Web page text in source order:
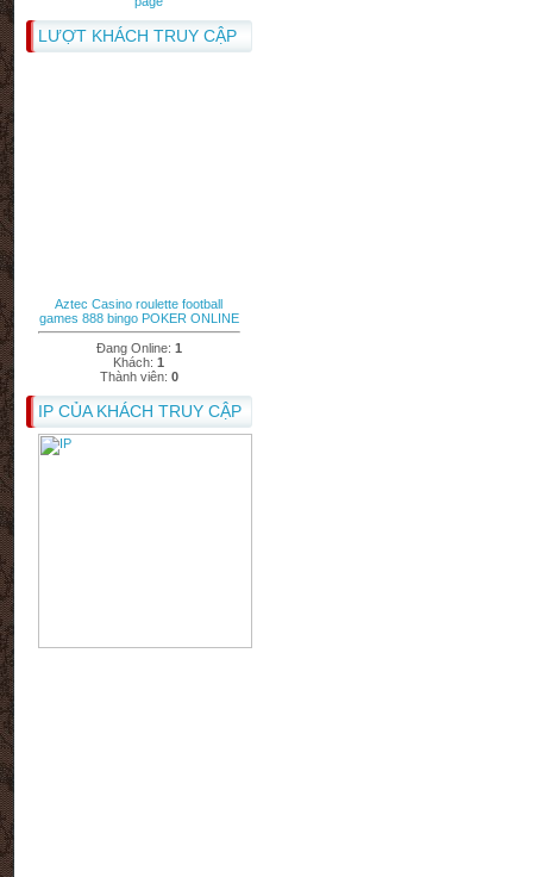
LƯỢT KHÁCH TRUY CẬP
Aztec Casino roulette football
games 888 bingo POKER ONLINE
Đang Online: 1
Khách:1
Thành viên: 0
IP CỦA KHÁCH TRUY CẬP